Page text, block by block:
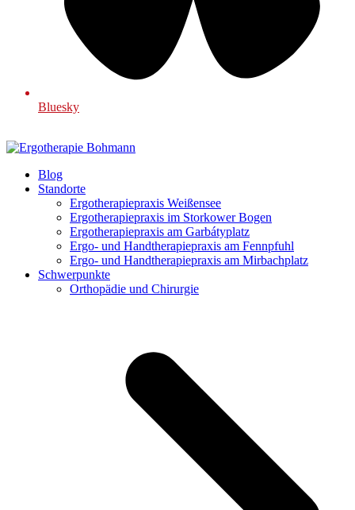
Bluesky
Blog
Standorte
Ergotherapiepraxis Weißensee
Ergotherapiepraxis im Storkower Bogen
Ergotherapiepraxis am Garbátyplatz
Ergo- und Handtherapiepraxis am Fennpfuhl
Ergo- und Handtherapiepraxis am Mirbachplatz
Schwerpunkte
Orthopädie und Chirurgie